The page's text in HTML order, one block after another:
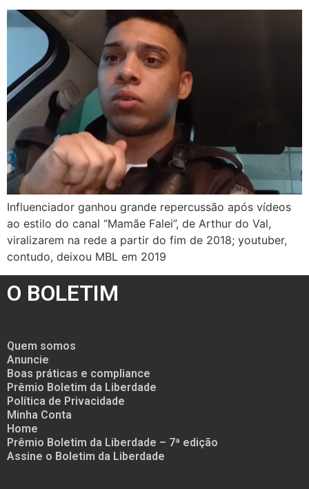
Influenciador ganhou grande repercussão após vídeos
ao estilo do canal “Mamãe Falei”, de Arthur do Val,
viralizarem na rede a partir do fim de 2018; youtuber,
contudo, deixou MBL em 2019
O BOLETIM
Quem somos
Anuncie
Boas práticas e compliance
Prêmio Boletim da Liberdade
Política de Privacidade
Minha Conta
Home
Prêmio Boletim da Liberdade – 7ª edição
Assine o Boletim da Liberdade